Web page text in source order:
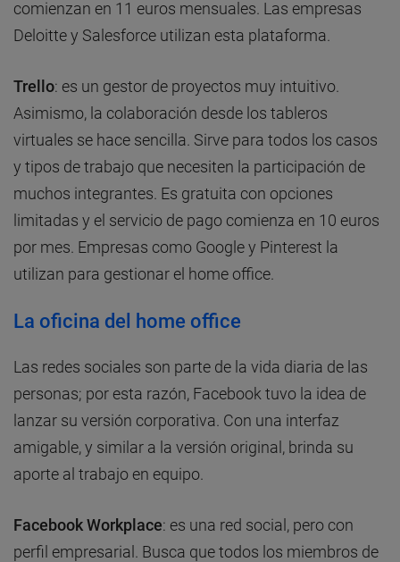
comienzan en 11 euros mensuales. Las empresas
Deloitte y Salesforce utilizan esta plataforma.
Trello: es un gestor de proyectos muy intuitivo.
Asimismo, la colaboración desde los tableros
virtuales se hace sencilla. Sirve para todos los casos
y tipos de trabajo que necesiten la participación de
muchos integrantes. Es gratuita con opciones
limitadas y el servicio de pago comienza en 10 euros
por mes. Empresas como Google y Pinterest la
utilizan para gestionar el home office.
La oficina del home office
Las redes sociales son parte de la vida diaria de las
personas; por esta razón, Facebook tuvo la idea de
lanzar su versión corporativa. Con una interfaz
amigable, y similar a la versión original, brinda su
aporte al trabajo en equipo.
Facebook Workplace: es una red social, pero con
perfil empresarial. Busca que todos los miembros de